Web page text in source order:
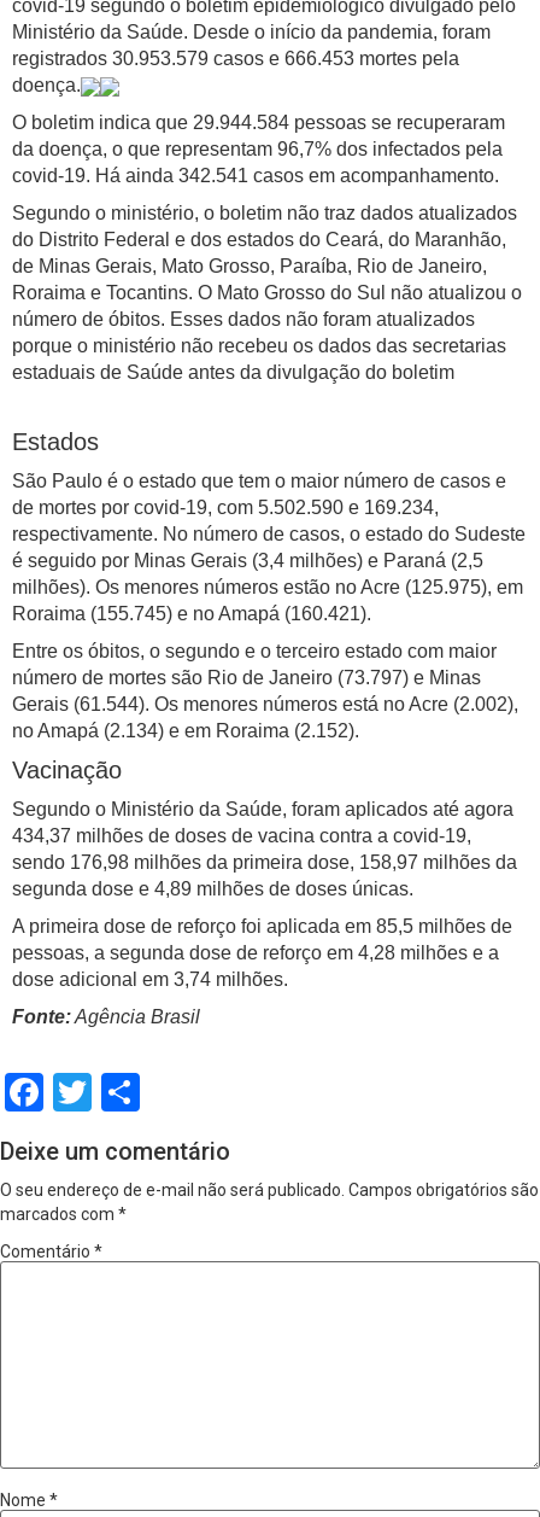
covid-19 segundo o boletim epidemiológico divulgado pelo
Ministério da Saúde. Desde o início da pandemia, foram
registrados 30.953.579 casos e 666.453 mortes pela
doença.
O boletim indica que 29.944.584 pessoas se recuperaram
da doença, o que representam 96,7% dos infectados pela
covid-19. Há ainda 342.541 casos em acompanhamento.
Segundo o ministério, o boletim não traz dados atualizados
do Distrito Federal e dos estados do Ceará, do Maranhão,
de Minas Gerais, Mato Grosso, Paraíba, Rio de Janeiro,
Roraima e Tocantins. O Mato Grosso do Sul não atualizou o
número de óbitos. Esses dados não foram atualizados
porque o ministério não recebeu os dados das secretarias
estaduais de Saúde antes da divulgação do boletim
Estados
São Paulo é o estado que tem o maior número de casos e
de mortes por covid-19, com 5.502.590 e 169.234,
respectivamente. No número de casos, o estado do Sudeste
é seguido por Minas Gerais (3,4 milhões) e Paraná (2,5
milhões). Os menores números estão no Acre (125.975), em
Roraima (155.745) e no Amapá (160.421).
Entre os óbitos, o segundo e o terceiro estado com maior
número de mortes são Rio de Janeiro (73.797) e Minas
Gerais (61.544). Os menores números está no Acre (2.002),
no Amapá (2.134) e em Roraima (2.152).
Vacinação
Segundo o Ministério da Saúde, foram aplicados até agora
434,37 milhões de doses de vacina contra a covid-19,
sendo 176,98 milhões da primeira dose, 158,97 milhões da
segunda dose e 4,89 milhões de doses únicas.
A primeira dose de reforço foi aplicada em 85,5 milhões de
pessoas, a segunda dose de reforço em 4,28 milhões e a
dose adicional em 3,74 milhões.
Fonte:Agência Brasil
Facebook
Twitter
Deixe um comentário
O seu endereço de e-mail não será publicado. Campos obrigatórios são
marcados com *
Comentário *
Nome *